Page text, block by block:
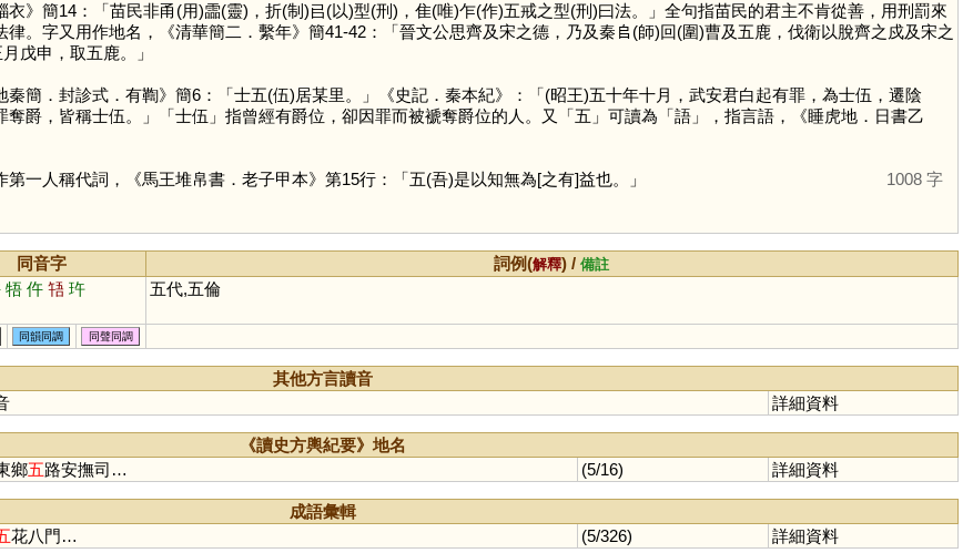
簡14：「苗民非甬(用)霝(靈)，折(制)㠯(以)型(刑)，隹(唯)乍(作)五戒之型(刑)曰法。」全句指苗民的君主不肯從善，用刑罰來
。字又用作地名，《清華簡二．繫年》簡41-42：「晉文公思齊及宋之德，乃及秦𠂤(師)回(圍)曹及五鹿，伐衛以脫齊之戍及宋之
戊申，取五鹿。」
秦簡．封診式．有鞫》簡6：「士五(伍)居某里。」《史記．秦本紀》：「(昭王)五十年十月，武安君白起有罪，為士伍，遷陰
爵，皆稱士伍。」「士伍」指曾經有爵位，卻因罪而被褫奪爵位的人。又「五 」可讀為「語」，指言語，《睡虎地．日書乙
第一人稱代詞，《馬王堆帛書．老子甲本》第15行：「五(吾)是以知無為[之有]益也。」 1008 字
同音字 詞例(解釋) /備註
牾 仵 啎 玝 五代,五倫
同韻同調 同聲同調
其他方言讀音
詳細資料
《讀史方輿紀要》地名
鄉五路安撫司… (5/16) 詳細資料
成語彙輯
花八門… (5/326) 詳細資料